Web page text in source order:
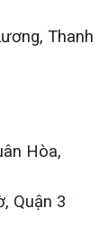
Thanh
Hòa,
Quận 3